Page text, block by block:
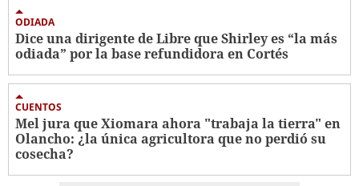
ODIADA
Dice una dirigente de Libre que Shirley es “la más
odiada” por la base refundidora en Cortés
CUENTOS
Mel jura que Xiomara ahora "trabaja la tierra" en
Olancho: ¿la única agricultora que no perdió su
cosecha?